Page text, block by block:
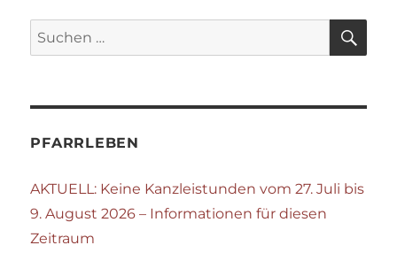
Suchen
nach:
PFARRLEBEN
AKTUELL: Keine Kanzleistunden vom 27. Juli bis
9. August 2026 – Informationen für diesen
Zeitraum